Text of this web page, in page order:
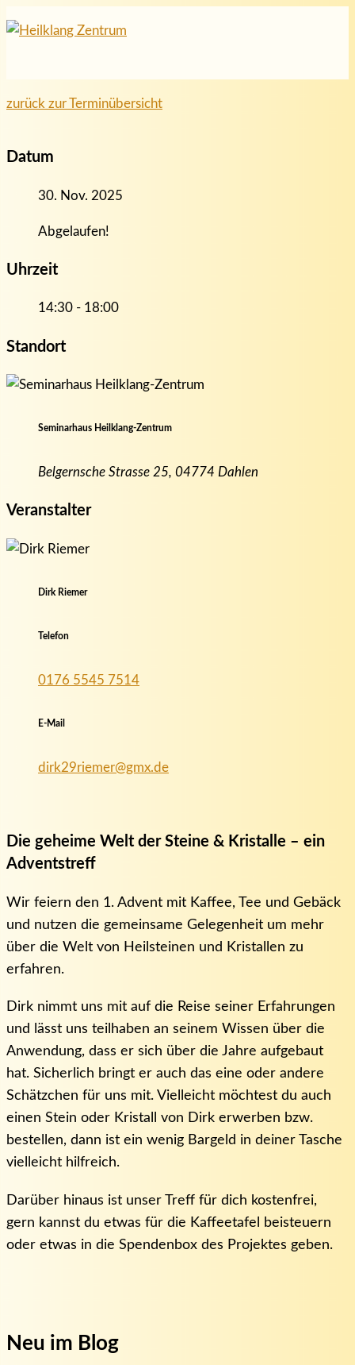
Inhalt
Hauptmenü
zurück zur Terminübersicht
Die geheime Welt der Steine & Kristalle – ein
Adventstreff
Wir feiern den 1. Advent mit Kaffee, Tee und Gebäck
und nutzen die gemeinsame Gelegenheit um mehr
über die Welt von Heilsteinen und Kristallen zu
erfahren.
Dirk nimmt uns mit auf die Reise seiner Erfahrungen
und lässt uns teilhaben an seinem Wissen über die
Anwendung, dass er sich über die Jahre aufgebaut
hat. Sicherlich bringt er auch das eine oder andere
Schätzchen für uns mit. Vielleicht möchtest du auch
einen Stein oder Kristall von Dirk erwerben bzw.
bestellen, dann ist ein wenig Bargeld in deiner Tasche
vielleicht hilfreich.
Darüber hinaus ist unser Treff für dich kostenfrei,
gern kannst du etwas für die Kaffeetafel beisteuern
oder etwas in die Spendenbox des Projektes geben.
Datum
30. Nov. 2025
Abgelaufen!
Uhrzeit
14:30 - 18:00
Standort
Seminarhaus Heilklang-Zentrum
Belgernsche Strasse 25, 04774 Dahlen
Veranstalter
Dirk Riemer
Telefon
0176 5545 7514
E-Mail
dirk29riemer@gmx.de
Neu im Blog